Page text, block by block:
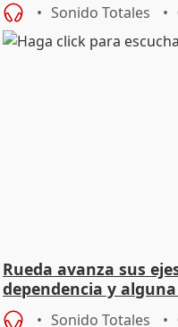
Sonido Totales
Rueda avanza sus
dependencia y
vivienda
Sonido Totales